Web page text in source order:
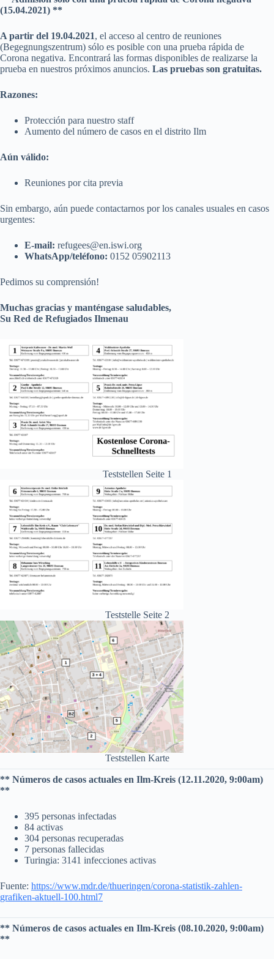
(15.04.2021) **
A partir del 19.04.2021, el acceso al centro de reuniones
(Begegnungszentrum) sólo es posible con una prueba rápida de
Corona negativa. Encontrará las formas disponibles de realizarse la
prueba en nuestros próximos anuncios. Las pruebas son gratuitas.
Razones:
Protección para nuestro staff
Aumento del número de casos en el distrito Ilm
Aún válido:
Reuniones por cita previa
Sin embargo, aún puede contactarnos por los canales usuales en casos
urgentes:
E-mail: refugees@en.iswi.org
WhatsApp/teléfono: 0152 05902113
Pedimos su comprensión!
Muchas gracias y manténgase saludables,
Su Red de Refugiados Ilmenau
Teststellen Seite 1
Teststelle Seite 2
Teststellen Karte
** Números de casos actuales en Ilm-Kreis (12.11.2020, 9:00am)
**
395 personas infectadas
84 activas
304 personas recuperadas
7 personas fallecidas
Turingia: 3141 infecciones activas
Fuente: https://www.mdr.de/thueringen/corona-statistik-zahlen-
grafiken-aktuell-100.html7
** Números de casos actuales en Ilm-Kreis (08.10.2020, 9:00am)
**